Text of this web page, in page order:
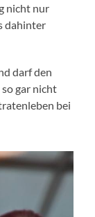
nicht nur
dahinter
darf den
gar nicht
bei